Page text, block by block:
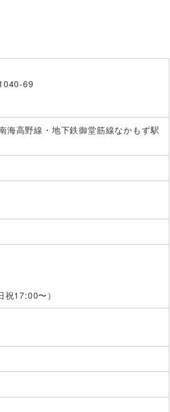
69
海高野線・地下鉄御堂筋線なかもず駅
17:00〜）